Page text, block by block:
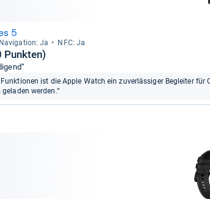
5
Ja NFC: Ja
Punkten)
ist die Apple Watch ein zuverlässiger Begleiter für
werden.“